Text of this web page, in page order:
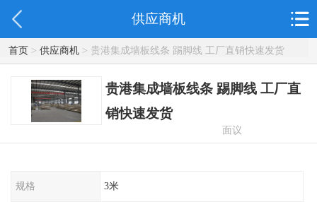
供应商机
首页> 供应商机> 贵港集成墙板线条 踢脚线 工厂直销快速发货
贵港集成墙板线条 踢脚线 工厂直
销快速发货
面议
规格 3米